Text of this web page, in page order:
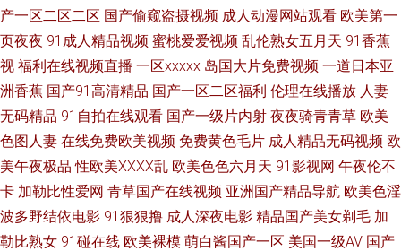
妞综合网 国产日逼视频 91密桃视频 护士h片 91老司机福利 后入jk美女 成人
午夜剧场av 91主播共享福利 久久青草看片网站 99福利导航 伊人成人网站 日
韩插插插色 成人豆花社区亚洲 国产精品草草91 五月丁香综合久久 国产黄色
AV视频网站 超碰久拍 日韩高清色图 福利第一导航视频 97超碰影视 欧美做爱
导航 探花熟女 色五月超碰 白丝高潮玩哭 熟女风骚福利导航 欧洲韩日av电影
产一区二区二区 国产偷窥盗摄视频 成人动漫网站观看 欧美第一
页夜夜 91成人精品视频 蜜桃爱爱视频 乱伦熟女五月天 91香蕉
视 福利在线视频直播 一区xxxxx 岛国大片免费视频 一道日本亚
洲香蕉 国产91高清精品 国产一区二区福利 伦理在线播放 人妻
无码精品 91自拍在线观看 国产一级片内射 夜夜骑青青草 欧美
色图人妻 在线免费欧美视频 免费黄色毛片 成人精品无码视频 欧
美午夜极品 性欧美ⅩⅩⅩⅩ乱 欧美色色六月天 91影视网 午夜伦不
卡 加勒比性爱网 青草国产在线视频 亚洲国产精品导航 欧美色淫
波多野结依电影 91狠狠撸 成人深夜电影 精品国产美女剃毛 加
勒比熟女 91碰在线 欧美裸模 萌白酱国产一区 美国一级AV 国产